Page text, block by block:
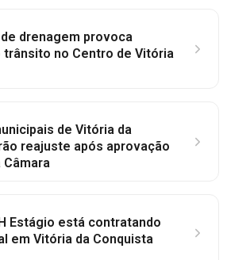
drenagem provoca
trânsito no Centro de Vitória
de Vitória da
reajuste após aprovação
Estágio está contratando
em Vitória da Conquista